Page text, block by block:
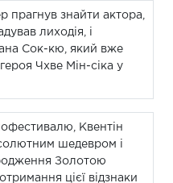
знайти актора,
лиходія, і
Сок-кю, який вже
Чхве Мін-сіка у
Квентін
шедевром і
Золотою
цієї відзнаки